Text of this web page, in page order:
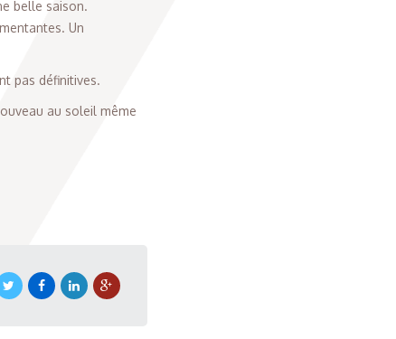
belle saison.
Un
pas définitives.
au soleil même